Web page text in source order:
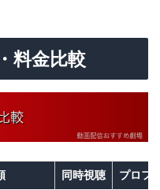
料金比較
同時視聴 プロフ